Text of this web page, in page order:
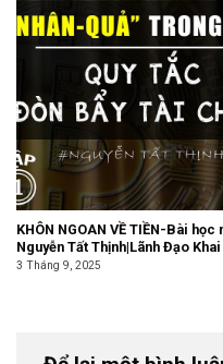
KHÔN NGOAN VỀ TIỀN-Bài
Nguyễn Tất Thịnh|Lãnh Đạo
3 Tháng 9, 2025